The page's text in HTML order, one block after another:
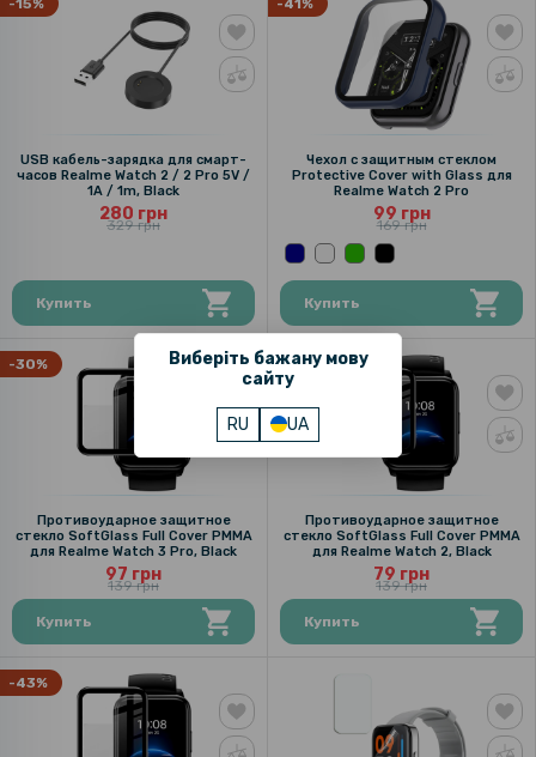
Виберіть бажану мову
сайту
RU UA
-15%
USB кабель-зарядка для смарт-
часов Realme Watch 2 / 2 Pro 5V /
1A / 1m, Black
280 грн
329 грн
Купить
-41%
Чехол с защитным стеклом
Protective Cover with Glass для
Realme Watch 2 Pro
99 грн
169 грн
Купить
-30%
Противоударное защитное
стекло SoftGlass Full Cover PMMA
для Realme Watch 3 Pro, Black
97 грн
139 грн
Купить
-43%
Противоударное защитное
стекло SoftGlass Full Cover PMMA
для Realme Watch 2, Black
79 грн
139 грн
Купить
-43%